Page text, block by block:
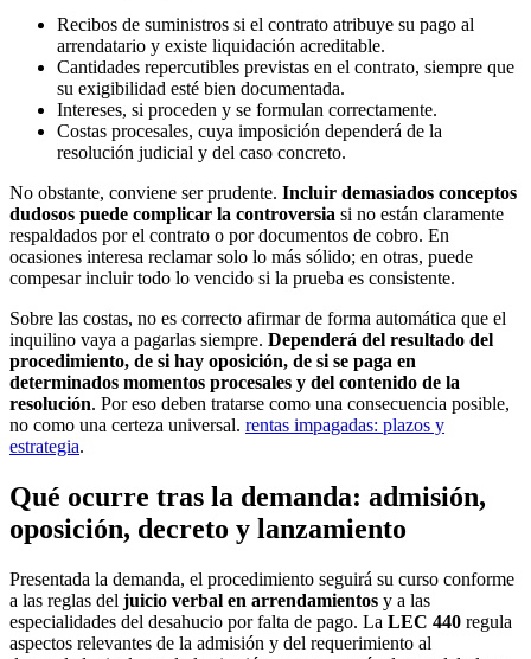
Recibos de suministros si el contrato atribuye su pago al
arrendatario y existe liquidación acreditable.
Cantidades repercutibles previstas en el contrato, siempre que
su exigibilidad esté bien documentada.
Intereses, si proceden y se formulan correctamente.
Costas procesales, cuya imposición dependerá de la
resolución judicial y del caso concreto.
No obstante, conviene ser prudente. Incluir demasiados conceptos
dudosos puede complicar la controversia si no están claramente
respaldados por el contrato o por documentos de cobro. En
ocasiones interesa reclamar solo lo más sólido; en otras, puede
compesar incluir todo lo vencido si la prueba es consistente.
Sobre las costas, no es correcto afirmar de forma automática que el
inquilino vaya a pagarlas siempre. Dependerá del resultado del
procedimiento, de si hay oposición, de si se paga en
determinados momentos procesales y del contenido de la
resolución. Por eso deben tratarse como una consecuencia posible,
no como una certeza universal. rentas impagadas: plazos y
estrategia.
Qué ocurre tras la demanda: admisión,
oposición, decreto y lanzamiento
Presentada la demanda, el procedimiento seguirá su curso conforme
a las reglas del juicio verbal en arrendamientos y a las
especialidades del desahucio por falta de pago. La LEC 440 regula
aspectos relevantes de la admisión y del requerimiento al